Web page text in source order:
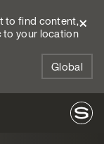
to find content,
to your location
Global